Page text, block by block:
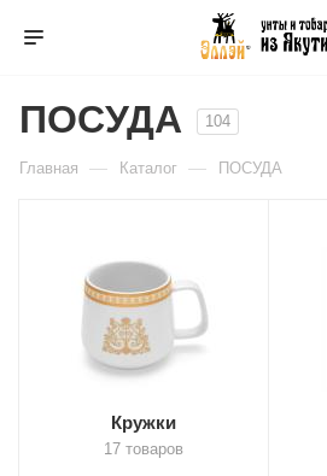
ПОСУДА 104
Главная — Каталог — ПОСУДА
Кружки
17 товаров